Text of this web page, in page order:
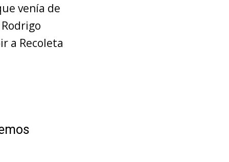
venía de
a Recoleta